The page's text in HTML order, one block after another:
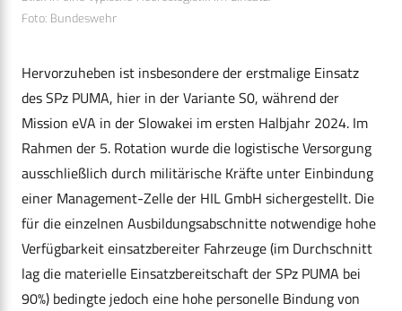
Foto: Bundeswehr
Hervorzuheben ist insbesondere der erstmalige Einsatz
des SPz PUMA, hier in der Variante S0, während der
Mission eVA in der Slowakei im ersten Halbjahr 2024. Im
Rahmen der 5. Rotation wurde die logistische Versorgung
ausschließlich durch militärische Kräfte unter Einbindung
einer Management-Zelle der HIL GmbH sichergestellt. Die
für die einzelnen Ausbildungsabschnitte notwendige hohe
Verfügbarkeit einsatzbereiter Fahrzeuge (im Durchschnitt
lag die materielle Einsatzbereitschaft der SPz PUMA bei
90%) bedingte jedoch eine hohe personelle Bindung von